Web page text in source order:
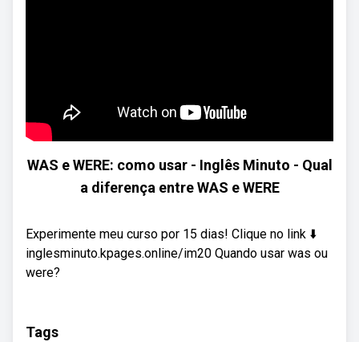
WAS e WERE: como usar - Inglês Minuto - Qual
a diferença entre WAS e WERE
Experimente meu curso por 15 dias! Clique no link ⬇️
inglesminuto.kpages.online/im20 Quando usar was ou
were?
Tags